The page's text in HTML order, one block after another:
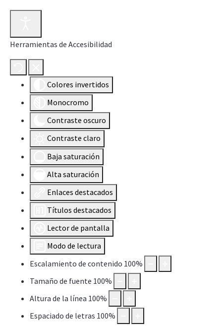
Herramientas de Accesibilidad
Colores invertidos
Monocromo
Contraste oscuro
Contraste claro
Baja saturación
Alta saturación
Enlaces destacados
Títulos destacados
Lector de pantalla
Modo de lectura
Escalamiento de contenido 100%
Tamaño de fuente 100%
Altura de la línea 100%
Espaciado de letras 100%